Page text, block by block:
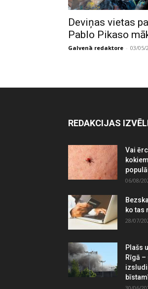
Deviņas vietas
Pablo Pikaso
Galvenā redaktore - 03/05/
REDAKCIJAS
Vai
06/08/
ko tas
28/07/
Plašs
Rīgā